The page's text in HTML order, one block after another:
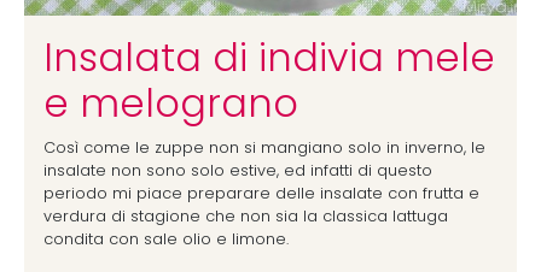
Insalata di indivia mele
e melograno
Così come le zuppe non si mangiano solo in inverno, le
insalate non sono solo estive, ed infatti di questo
periodo mi piace preparare delle insalate con frutta e
verdura di stagione che non sia la classica lattuga
condita con sale olio e limone.